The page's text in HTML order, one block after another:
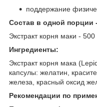
поддержание
Состав в одной порции
Экстракт корня маки - 500
Ингредиенты:
Экстракт корня мака
капсулы: желатин,
железа, красный оксид
Рекомендации по